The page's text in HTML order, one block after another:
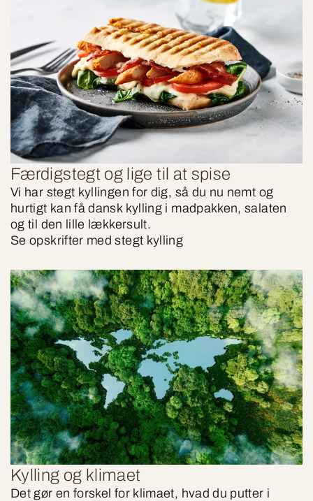
Færdigstegt og lige til at spise
Vi har stegt kyllingen for dig, så du nu nemt og
hurtigt kan få dansk kylling i madpakken, salaten
og til den lille lækkersult.
Se opskrifter med stegt kylling
Kylling og klimaet
Det gør en forskel for klimaet, hvad du putter i